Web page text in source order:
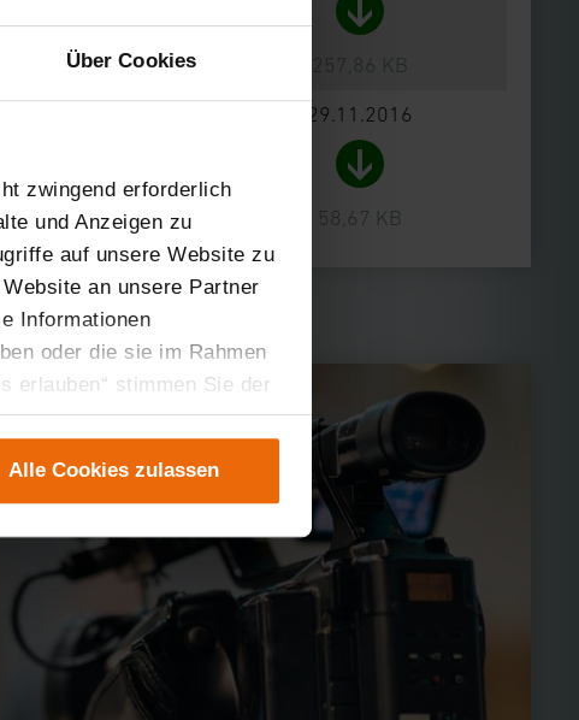
Über Cookies
zwingend erforderlich
und Anzeigen zu
auf unsere Website zu
an unsere Partner
Informationen
oder die sie im Rahmen
erlauben“ stimmen Sie der
der einzelnen
teilweise zustimmen.
nicht längerfristig
Alle Cookies zulassen
257,86 KB
29.11.2016
58,67 KB